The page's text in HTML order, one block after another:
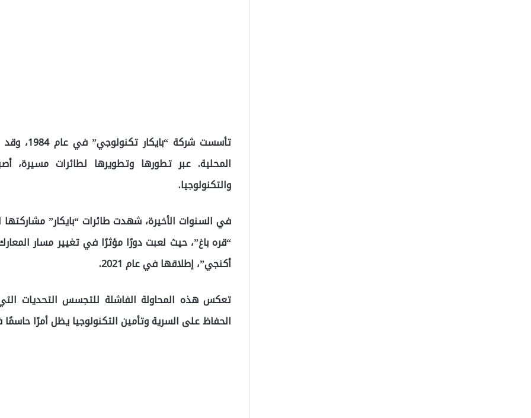
تأسست
المحلية. عبر تطورها وتطويرها لطائرات
والتكنولوجيا.
في السنوات الأخيرة، شهدت طائرات “بايكار” مشاركتها
“قره باغ”، حيث لعبت دورًا مؤثرًا في تغيير مسار
أكنجي”، إطلاقها في عام 2021.
تعكس هذه المحاولة الفاشلة للتجسس التحديات التي
الحفاظ على السرية وتأمين التكنولوجيا يظل أمرًا